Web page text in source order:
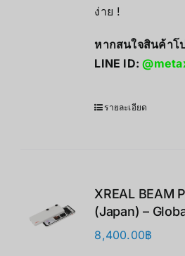
ง่าย !
หากสนใจสินค้าโ
LINE ID:
รายละเอียด
XREAL BEAM
(Japan) –
8,400.00฿